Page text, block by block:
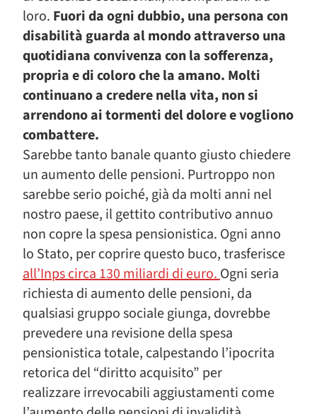
loro. Fuori da ogni dubbio, una persona con
disabilità guarda al mondo attraverso una
quotidiana convivenza con la sofferenza,
propria e di coloro che la amano. Molti
continuano a credere nella vita, non si
arrendono ai tormenti del dolore e vogliono
combattere.
Sarebbe tanto banale quanto giusto chiedere
un aumento delle pensioni. Purtroppo non
sarebbe serio poiché, già da molti anni nel
nostro paese, il gettito contributivo annuo
non copre la spesa pensionistica. Ogni anno
lo Stato, per coprire questo buco, trasferisce
all’Inps circa 130 miliardi di euro.Ogni seria
richiesta di aumento delle pensioni, da
qualsiasi gruppo sociale giunga, dovrebbe
prevedere una revisione della spesa
pensionistica totale, calpestando l’ipocrita
retorica del “diritto acquisito” per
realizzare irrevocabili aggiustamenti come